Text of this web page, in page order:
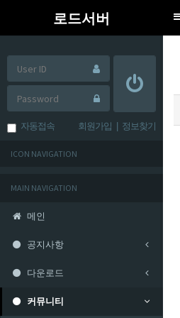
로드서버
자동접속 회원가입 정보찾기
ICON NAVIGATION
MAIN NAVIGATION
메인
공지사항
다운로드
커뮤니티